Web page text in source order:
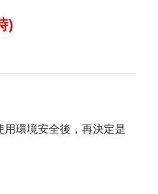
)
環境安全後，再決定是